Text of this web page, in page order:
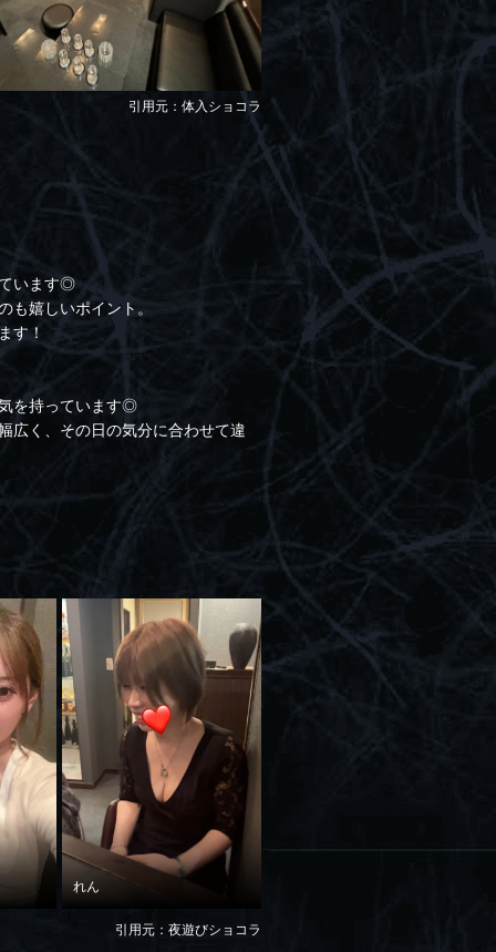
引用元：体入ショコラ
ています◎
も嬉しいポイント。
す！
を持っています◎
広く、その日の気分に合わせて違
れん
引用元：夜遊びショコラ